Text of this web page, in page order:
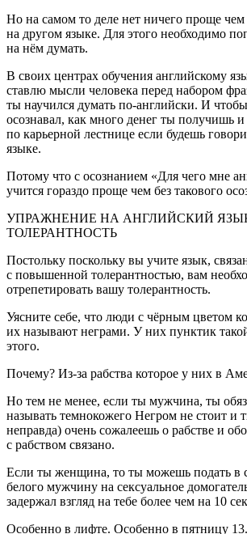
Но на самом то деле нет ничего проще чем
на другом языке. Для этого необходимо
на нём думать.
В своих центрах обучения английскому
ставлю мысли человека перед набором
ты научился думать по-английски. И
осознавал, как много денег ты получишь
по карьерной лестнице если будешь
языке.
Потому что с осознанием «Для чего мне
учится гораздо проще чем без такового
УПРАЖНЕНИЕ НА АНГЛИЙСКИЙ
ТОЛЕРАНТНОСТЬ
Постольку поскольку вы учите язык,
с повышенной толерантностью, вам
отрепетировать вашу толерантность.
Уясните себе, что люди с чёрным цветом
их называют неграми. У них пунктик
этого.
Почему? Из-за рабства которое у них в
Но тем не менее, если ты мужчина, ты
называть темнокожего Негром не стоит и
неправда) очень сожалеешь о рабстве и
с рабством связано.
Если ты женщина, то ты можешь подать в
белого мужчину на сексуальное
задержал взгляд на тебе более чем на 10
Особенно в лифте. Особенно в пятницу 13.